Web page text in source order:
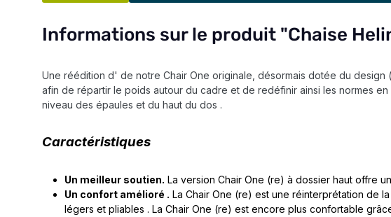
Informations sur le produit "Chaise
Une réédition d' de notre Chair One originale, désormais dotée du
afin de répartir le poids autour du cadre et de redéfinir ainsi les normes
niveau des épaules et du haut du dos .
Caractéristiques
Un meilleur soutien. La version Chair One (re) à dossier haut offre
Un confort amélioré . La Chair One (re) est une réinterprétation de
légers et pliables . La Chair One (re) est encore plus confortable